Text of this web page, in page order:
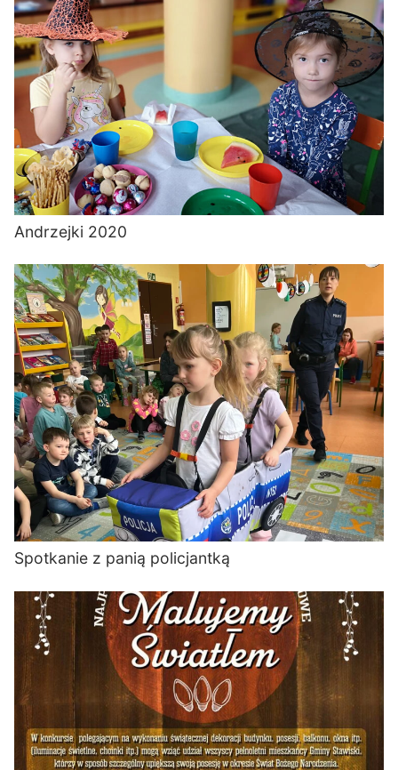
Andrzejki 2020
Spotkanie z panią policjantką